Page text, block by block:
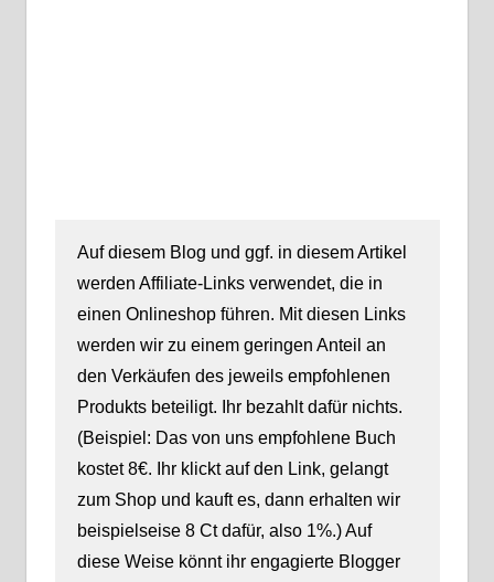
Auf diesem Blog und ggf. in diesem Artikel
werden Affiliate-Links verwendet, die in
einen Onlineshop führen. Mit diesen Links
werden wir zu einem geringen Anteil an
den Verkäufen des jeweils empfohlenen
Produkts beteiligt. Ihr bezahlt dafür nichts.
(Beispiel: Das von uns empfohlene Buch
kostet 8€. Ihr klickt auf den Link, gelangt
zum Shop und kauft es, dann erhalten wir
beispielseise 8 Ct dafür, also 1%.) Auf
diese Weise könnt ihr engagierte Blogger